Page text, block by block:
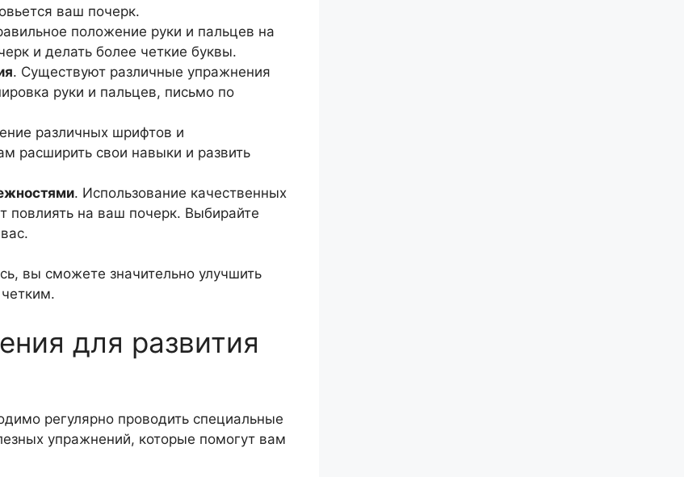
ваш почерк.
положение руки и пальцев на
и делать более четкие буквы.
. Существуют различные упражнения
руки и пальцев, письмо по
различных шрифтов и
расширить свои навыки и развить
. Использование качественных
повлиять на ваш почерк. Выбирайте
вы сможете значительно улучшить
для развития
регулярно проводить специальные
упражнений, которые помогут вам